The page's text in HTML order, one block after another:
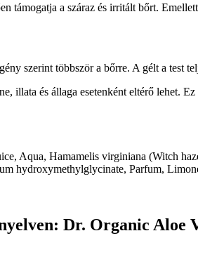
támogatja a száraz és irritált bőrt.
szerint többször a bőrre. A gélt a test
illata és állaga esetenként eltérő lehet.
Aqua, Hamamelis virginiana (Witch
hydroxymethylglycinate, Parfum,
Dr. Organic Aloe